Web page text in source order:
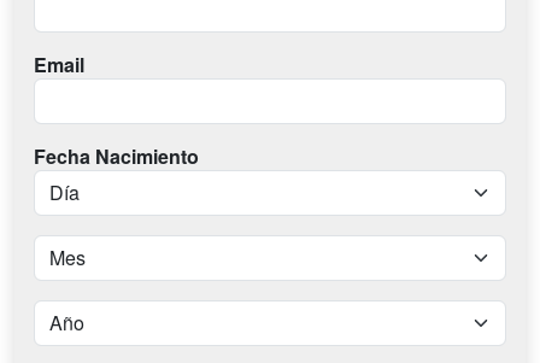
Email
Fecha Nacimiento